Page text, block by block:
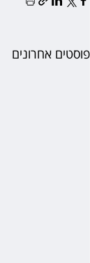
פוסטים אחרונים